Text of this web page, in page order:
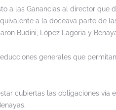
a las Ganancias al director que
a la doceava parte de
Budini, López Lagoria y
generales que
cubiertas las obligaciones vía